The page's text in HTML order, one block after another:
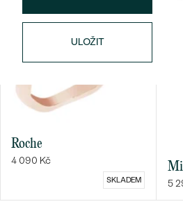
ULOŽIT
Roche
4 090 Kč
SKLADEM 5